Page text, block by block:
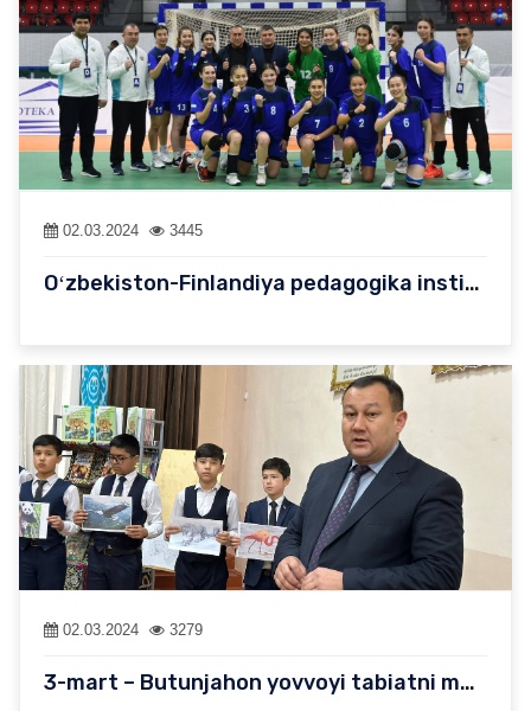
02.03.2024 3445
Oʻzbekiston-Finlandiya pedagogika instituti talabalari xalqaro T…
02.03.2024 3279
3-mart – Butunjahon yovvoyi tabiatni muhofaza qilish kuni